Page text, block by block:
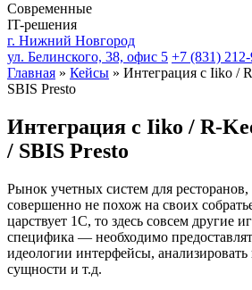
Современные
IT-решения
г. Нижний Новгород
ул. Белинского, 38, офис 5 +7 (831)
Главная » Кейсы » Интеграция с Iiko /
SBIS Presto
Интеграция с Iiko / R-
/ SBIS Presto
Рынок учетных систем для
совершенно не похож на своих
царствует 1С, то здесь совсем другие
специфика — необходимо
идеологии интерфейсы,
сущности и т.д.